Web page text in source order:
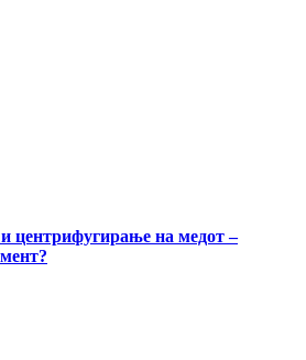
центрифугирање на медот –